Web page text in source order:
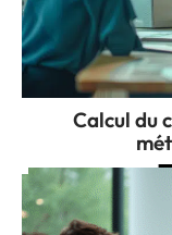
Calcul du